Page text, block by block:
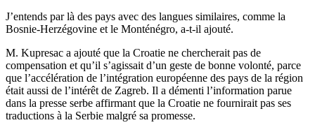
J’entends par là des pays avec des langues similaires, comme la
Bosnie-Herzégovine et le Monténégro, a-t-il ajouté.
M. Kupresac a ajouté que la Croatie ne chercherait pas de
compensation et qu’il s’agissait d’un geste de bonne volonté, parce
que l’accélération de l’intégration européenne des pays de la région
était aussi de l’intérêt de Zagreb. Il a démenti l’information parue
dans la presse serbe affirmant que la Croatie ne fournirait pas ses
traductions à la Serbie malgré sa promesse.